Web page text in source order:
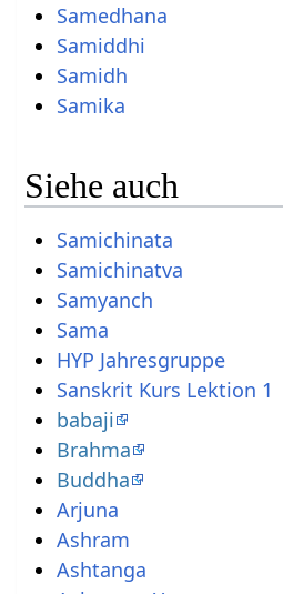
Samedhana
Samiddhi
Samidh
Samika
Siehe auch
Samichinata
Samichinatva
Samyanch
Sama
HYP Jahresgruppe
Sanskrit Kurs Lektion 1
babaji
Brahma
Buddha
Arjuna
Ashram
Ashtanga